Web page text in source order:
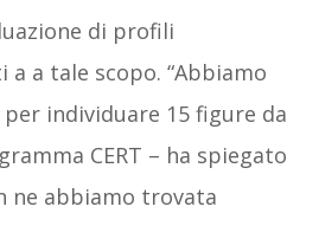
di profili
a tale scopo. “Abbiamo
individuare 15 figure da
CERT – ha spiegato
ne abbiamo trovata